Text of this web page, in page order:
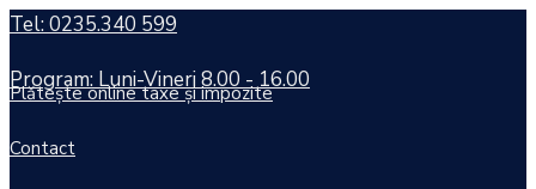
Tel: 0235.340 599
Program: Luni-Vineri 8.00 - 16.00
Plătește online taxe și impozite
Contact